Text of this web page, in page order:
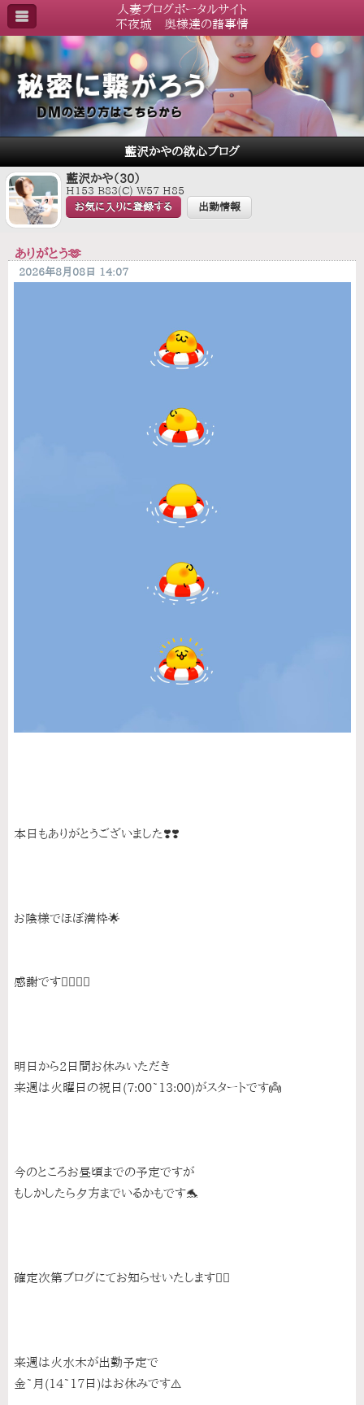
人妻ブログポータルサイト
不夜城 奥様達の諸事情
藍沢かやの欲心ブログ
藍沢かや（30）
H153 B83(C) W57 H85
お気に入りに登録する 出勤情報
ありがとう🫶
2026年8月08日 14:07
本日もありがとうございました❣️❣️
お陰様でほぼ満枠🌟
感謝です🙇‍♀️🙇‍♀️
明日から2日間お休みいただき
来週は火曜日の祝日(7:00~13:00)がスタートです👼
今のところお昼頃までの予定ですが
もしかしたら夕方までいるかもです🐬
確定次第ブログにてお知らせいたします💁‍♀️
来週は火水木が出勤予定で
金~月(14~17日)はお休みです⚠️